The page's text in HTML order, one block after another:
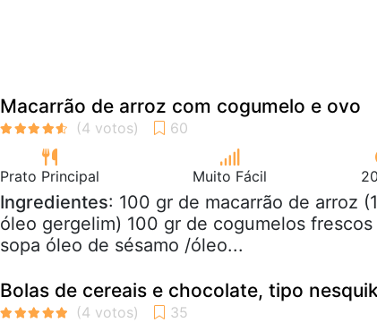
Macarrão de arroz com cogumelo e ovo
Prato Principal Muito Fácil
Ingredientes: 100 gr de macarrão de arroz
óleo gergelim) 100 gr de cogumelos
sopa óleo de sésamo /óleo...
Bolas de cereais e chocolate, tipo nesquik